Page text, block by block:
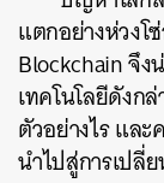
แตกอย่างห่วงโ
Blockchain จึง
เทคโนโลยีดังก
ตัวอย่างไร แล
นำไปสู่การเปลี่